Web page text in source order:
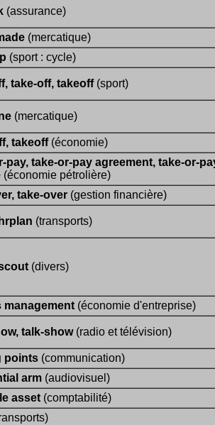
(assurance)
(mercatique)
(sport : cycle)
take-off, takeoff(sport)
(mercatique)
takeoff(économie)
pay, take-or-pay agreement, take-or-
(économie pétrolière)
take-over (gestion financière)
(transports)
(divers)
management (économie d'entreprise)
talk-show(radio et télévision)
points (communication)
arm (audiovisuel)
asset (comptabilité)